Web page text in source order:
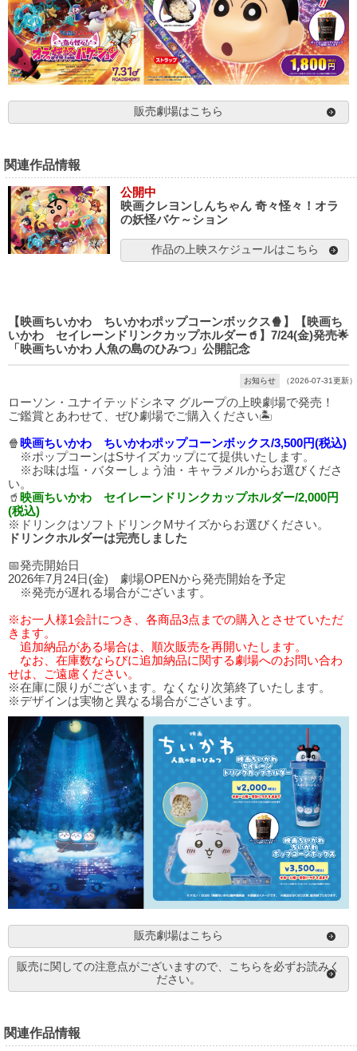
販売劇場はこちら
関連作品情報
公開中
映画クレヨンしんちゃん 奇々怪々！オラ
の妖怪バケ～ション
作品の上映スケジュールはこちら
【映画ちいかわ ちいかわポップコーンボックス🍿】【映画ち
いかわ セイレーンドリンクカップホルダー🥤】7/24(金)発売🌟
「映画ちいかわ 人魚の島のひみつ」公開記念
お知らせ （2026-07-31更新）
ローソン・ユナイテッドシネマ グループの上映劇場で発売！
ご鑑賞とあわせて、ぜひ劇場でご購入ください🏝️
🍿 映画ちいかわ ちいかわポップコーンボックス/3,500円(税込)
※ポップコーンはSサイズカップにて提供いたします。
※お味は塩・バターしょう油・キャラメルからお選びくださ
い。
🥤 映画ちいかわ セイレーンドリンクカップホルダー/2,000円
(税込)
※ドリンクはソフトドリンクMサイズからお選びください。
ドリンクホルダーは完売しました
📅発売開始日
2026年7月24日(金) 劇場OPENから発売開始を予定
※発売が遅れる場合がございます。
※お一人様1会計につき、各商品3点までの購入とさせていただ
きます。
追加納品がある場合は、順次販売を再開いたします。
なお、在庫数ならびに追加納品に関する劇場へのお問い合わ
せは、ご遠慮ください。
※在庫に限りがございます。なくなり次第終了いたします。
※デザインは実物と異なる場合がございます。
販売劇場はこちら
販売に関しての注意点がございますので、こちらを必ずお読みく
ださい。
関連作品情報